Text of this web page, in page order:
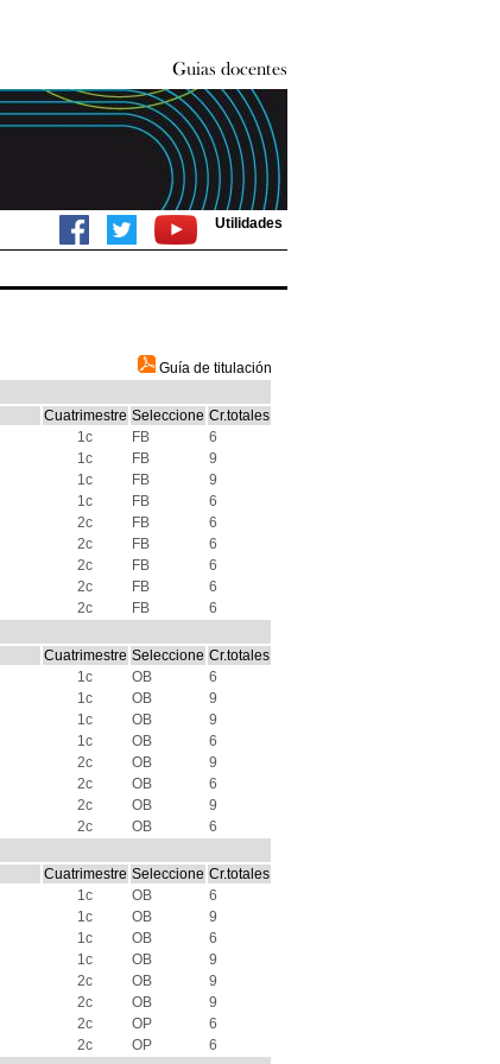
Utilidades
Guía de titulación
Cuatrimestre Seleccione Cr.totales
1c FB
6
1c FB
9
1c FB
9
1c FB
6
2c FB
6
2c FB
6
2c FB
6
2c FB
6
2c FB
6
Cuatrimestre Seleccione Cr.totales
1c OB
6
1c OB
9
1c OB
9
1c OB
6
2c OB
9
2c OB
6
2c OB
9
2c OB
6
Cuatrimestre Seleccione Cr.totales
1c OB
6
1c OB
9
1c OB
6
1c OB
9
2c OB
9
2c OB
9
2c OP
6
2c OP
6